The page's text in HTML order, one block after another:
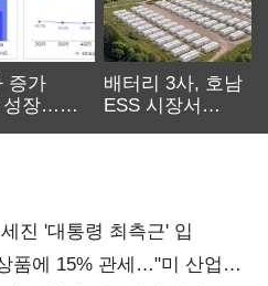
증가
성장…
배터리 3사, 호남
ESS 시장서
진 '대통령 최측근' 입
품에 15% 관세…"미 산업